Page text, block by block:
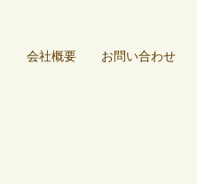
会社概要 お問い合わせ